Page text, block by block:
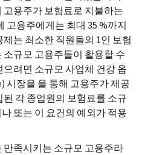
용주가 보험료로 지불하는
고용주에게는 최대 35 %까지
는 최소한 직원들의 1인 보험
규모 고용주들이 활용할 수
려면 소규모 사업체 건강 옵
) 시장을 을 통해 고용주가 제공
각 종업원의 보험료를 소규
또는 이 요건의 예외가 적용
족시키는 소규모 고용주라